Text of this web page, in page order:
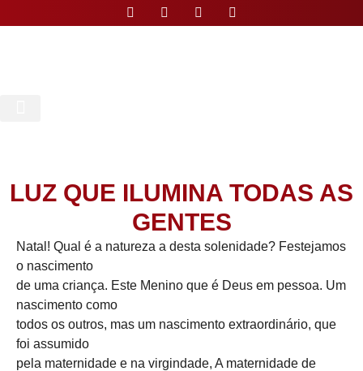
LUZ QUE ILUMINA TODAS AS
GENTES
Natal! Qual é a natureza a desta solenidade? Festejamos
o nascimento
de uma criança. Este Menino que é Deus em pessoa. Um
nascimento como
todos os outros, mas um nascimento extraordinário, que
foi assumido
pela maternidade e na virgindade, A maternidade de